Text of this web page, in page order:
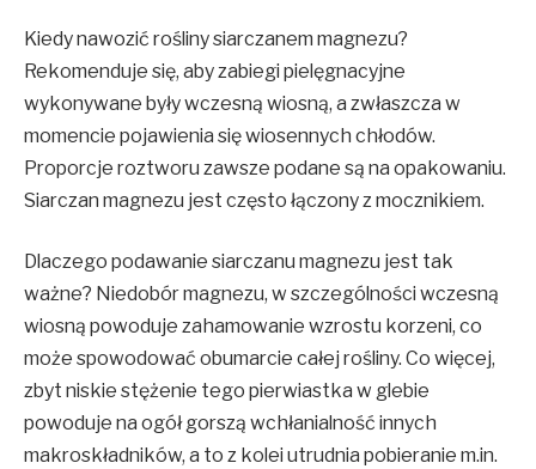
Kiedy nawozić rośliny siarczanem magnezu?
Rekomenduje się, aby zabiegi pielęgnacyjne
wykonywane były wczesną wiosną, a zwłaszcza w
momencie pojawienia się wiosennych chłodów.
Proporcje roztworu zawsze podane są na opakowaniu.
Siarczan magnezu jest często łączony z mocznikiem.
Dlaczego podawanie siarczanu magnezu jest tak
ważne? Niedobór magnezu, w szczególności wczesną
wiosną powoduje zahamowanie wzrostu korzeni, co
może spowodować obumarcie całej rośliny. Co więcej,
zbyt niskie stężenie tego pierwiastka w glebie
powoduje na ogół gorszą wchłanialność innych
makroskładników, a to z kolei utrudnia pobieranie m.in.